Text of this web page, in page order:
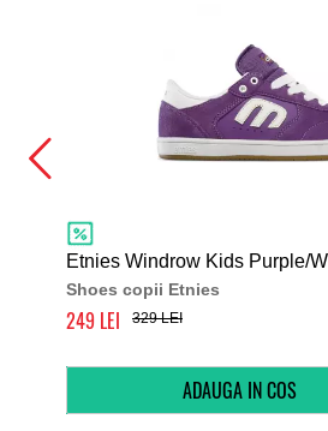
Etnies Windrow Kids Purple/
Shoes copii Etnies
249 329